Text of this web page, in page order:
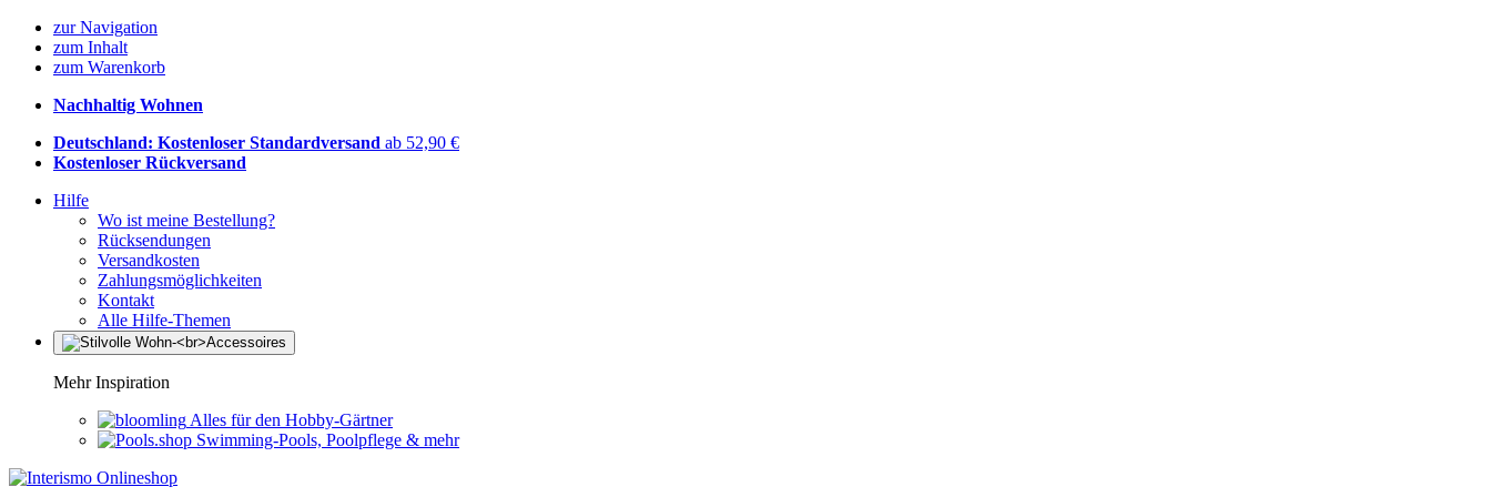
zur Navigation
zum Inhalt
zum Warenkorb
Nachhaltig Wohnen
Deutschland: Kostenloser Standardversand ab 52,90 €
Kostenloser Rückversand
Hilfe
Wo ist meine Bestellung?
Rücksendungen
Versandkosten
Zahlungsmöglichkeiten
Kontakt
Alle Hilfe-Themen
Mehr Inspiration
Alles für den Hobby-Gärtner
Swimming-Pools, Poolpflege & mehr